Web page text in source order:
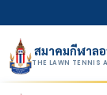
สมาคมกีฬาล
THE LAWN TENNIS